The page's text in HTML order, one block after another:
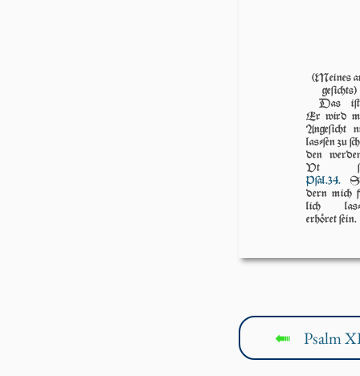
(Meines
geſichts)
Das
Er wird
An­geſicht
laſ­ſen zu
den
Vt
Pſal.34.
dern mich
lich
erhöret ſein.
↤ Psalm